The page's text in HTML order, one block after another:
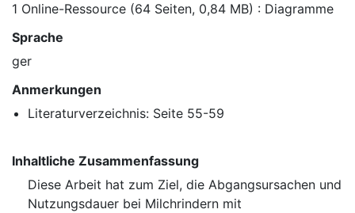
1 Online-Ressource (64 Seiten, 0,84 MB) : Diagramme
Sprache
ger
Anmerkungen
Literaturverzeichnis: Seite 55-59
Inhaltliche Zusammenfassung
Diese Arbeit hat zum Ziel, die Abgangsursachen und
Nutzungsdauer bei Milchrindern mit